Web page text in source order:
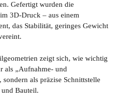
Gefertigt wurden die
3D-Druck – aus einem
das Stabilität, geringes Gewicht
zeigt sich, wie wichtig
als „Aufnahme- und
als präzise Schnittstelle
Bauteil.